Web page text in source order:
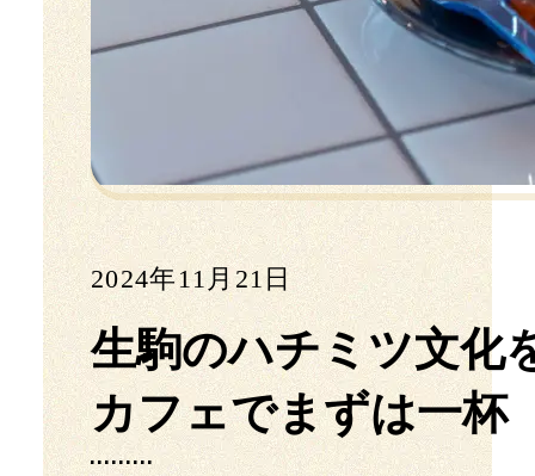
生駒のハチミツ文化
カフェでまずは一杯
2024年11月21日